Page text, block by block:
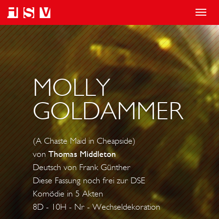
T
o
g
g
l
e
n
a
g
a
MOLLY
GOLDAMMER
(A Chaste Maid in Cheapside)
vonThomas Middleton
Deutsch von Frank Günther
Diese Fassung noch frei zur DSE
Komödie in 5 Akten
8D - 10H - Nr - Wechseldekoration